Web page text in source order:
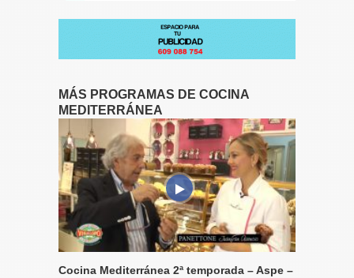
MÁS PROGRAMAS DE COCINA
MEDITERRÁNEA
Cocina Mediterránea 2ª temporada – Aspe –